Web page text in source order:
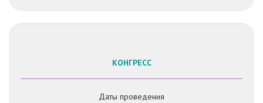
КОНГРЕСС
Даты проведения